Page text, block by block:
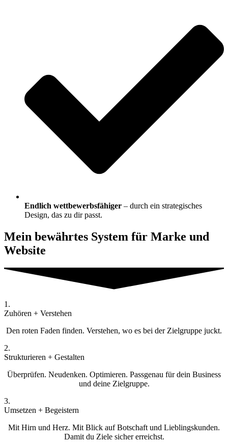
Endlich wettbewerbsfähiger – durch ein strategisches
Design, das zu dir passt.
Mein bewährtes System für Marke und
Website
1.
Zuhören + Verstehen
Den roten Faden finden. Verstehen, wo es bei der Zielgruppe juckt.
2.
Strukturieren + Gestalten
Überprüfen. Neudenken. Optimieren. Passgenau für dein Business
und deine Zielgruppe.
3.
Umsetzen + Begeistern
Mit Hirn und Herz. Mit Blick auf Botschaft und Lieblingskunden.
Damit du Ziele sicher erreichst.